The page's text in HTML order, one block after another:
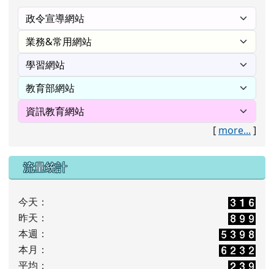
[ more... ]
流量統計
今天：
昨天：
本週：
本月：
平均：